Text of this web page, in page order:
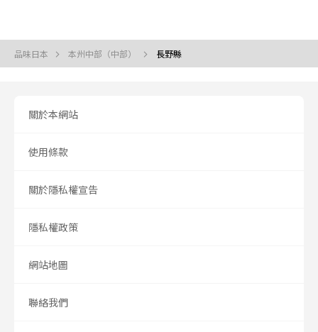
品味日本 本州中部（中部） 長野縣
關於本網站
使用條款
關於隱私權宣告
隱私權政策
網站地圖
聯絡我們